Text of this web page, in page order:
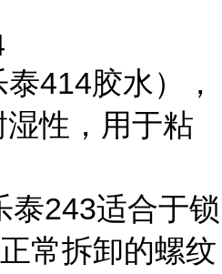
414胶水），
性，用于粘
泰243适合于锁
常拆卸的螺纹